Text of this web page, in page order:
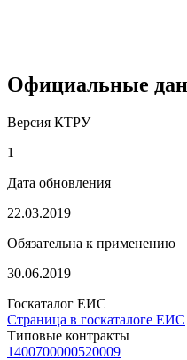
Официальные
Версия КТРУ
1
Дата обновления
22.03.2019
Обязательна к применению
30.06.2019
Госкаталог ЕИС
Страница в госкаталоге ЕИС
Типовые контракты
1400700000520009